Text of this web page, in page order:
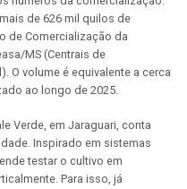
de 626 mil quilos de
de Comercialização da
MS (Centrais de
O volume é equivalente a cerca
ao longo de 2025.
Verde, em Jaraguari, conta
Inspirado em sistemas
testar o cultivo em
Para isso, já